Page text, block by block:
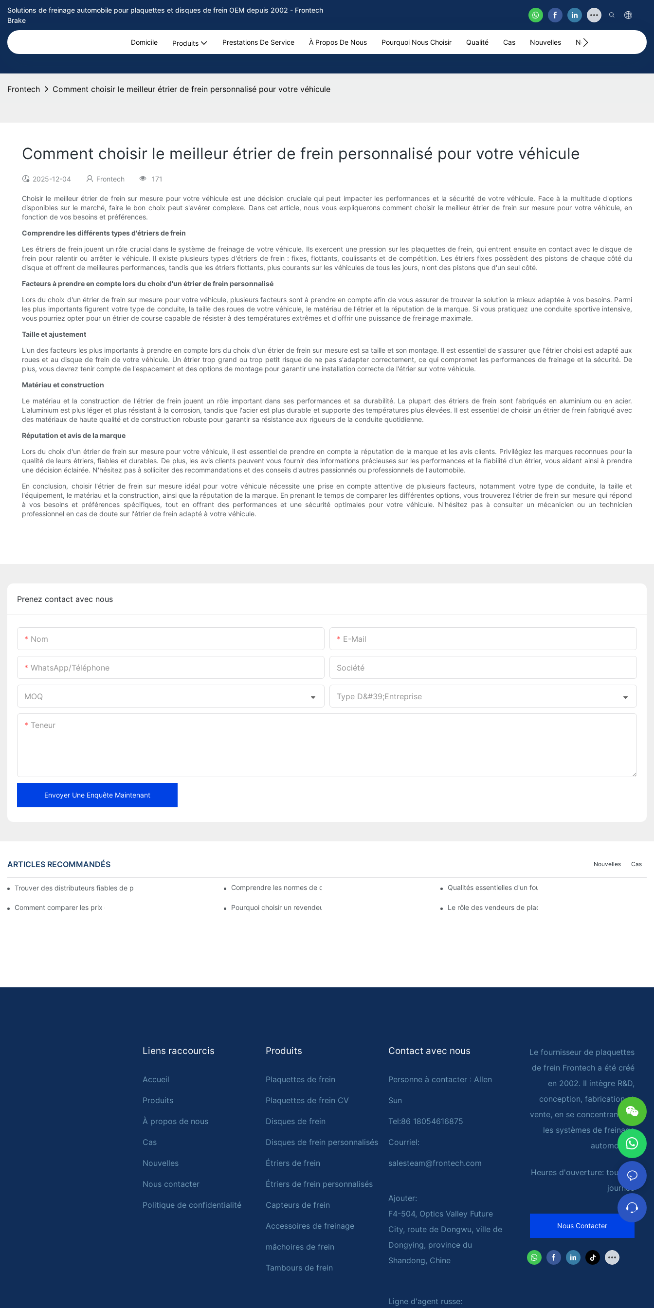
Solutions de freinage automobile pour plaquettes et disques de frein OEM depuis 2002 - Frontech
Brake
Domicile Produits Prestations De Service À Propos De Nous Pourquoi Nous Choisir Qualité Cas Nouvelles Nous Contacter
Frontech Comment choisir le meilleur étrier de frein personnalisé pour votre véhicule
Comment choisir le meilleur étrier de frein personnalisé pour votre véhicule
2025-12-04 Frontech 171
Choisir le meilleur étrier de frein sur mesure pour votre véhicule est une décision cruciale qui peut impacter les performances et la sécurité de votre véhicule. Face à la multitude d'options
disponibles sur le marché, faire le bon choix peut s'avérer complexe. Dans cet article, nous vous expliquerons comment choisir le meilleur étrier de frein sur mesure pour votre véhicule, en
fonction de vos besoins et préférences.
Comprendre les différents types d'étriers de frein
Les étriers de frein jouent un rôle crucial dans le système de freinage de votre véhicule. Ils exercent une pression sur les plaquettes de frein, qui entrent ensuite en contact avec le disque de
frein pour ralentir ou arrêter le véhicule. Il existe plusieurs types d'étriers de frein : fixes, flottants, coulissants et de compétition. Les étriers fixes possèdent des pistons de chaque côté du
disque et offrent de meilleures performances, tandis que les étriers flottants, plus courants sur les véhicules de tous les jours, n'ont des pistons que d'un seul côté.
Facteurs à prendre en compte lors du choix d'un étrier de frein personnalisé
Lors du choix d'un étrier de frein sur mesure pour votre véhicule, plusieurs facteurs sont à prendre en compte afin de vous assurer de trouver la solution la mieux adaptée à vos besoins. Parmi
les plus importants figurent votre type de conduite, la taille des roues de votre véhicule, le matériau de l'étrier et la réputation de la marque. Si vous pratiquez une conduite sportive intensive,
vous pourriez opter pour un étrier de course capable de résister à des températures extrêmes et d'offrir une puissance de freinage maximale.
Taille et ajustement
L'un des facteurs les plus importants à prendre en compte lors du choix d'un étrier de frein sur mesure est sa taille et son montage. Il est essentiel de s'assurer que l'étrier choisi est adapté aux
roues et au disque de frein de votre véhicule. Un étrier trop grand ou trop petit risque de ne pas s'adapter correctement, ce qui compromet les performances de freinage et la sécurité. De
plus, vous devrez tenir compte de l'espacement et des options de montage pour garantir une installation correcte de l'étrier sur votre véhicule.
Matériau et construction
Le matériau et la construction de l'étrier de frein jouent un rôle important dans ses performances et sa durabilité. La plupart des étriers de frein sont fabriqués en aluminium ou en acier.
L'aluminium est plus léger et plus résistant à la corrosion, tandis que l'acier est plus durable et supporte des températures plus élevées. Il est essentiel de choisir un étrier de frein fabriqué avec
des matériaux de haute qualité et de construction robuste pour garantir sa résistance aux rigueurs de la conduite quotidienne.
Réputation et avis de la marque
Lors du choix d'un étrier de frein sur mesure pour votre véhicule, il est essentiel de prendre en compte la réputation de la marque et les avis clients. Privilégiez les marques reconnues pour la
qualité de leurs étriers, fiables et durables. De plus, les avis clients peuvent vous fournir des informations précieuses sur les performances et la fiabilité d'un étrier, vous aidant ainsi à prendre
une décision éclairée. N'hésitez pas à solliciter des recommandations et des conseils d'autres passionnés ou professionnels de l'automobile.
En conclusion, choisir l'étrier de frein sur mesure idéal pour votre véhicule nécessite une prise en compte attentive de plusieurs facteurs, notamment votre type de conduite, la taille et
l'équipement, le matériau et la construction, ainsi que la réputation de la marque. En prenant le temps de comparer les différentes options, vous trouverez l'étrier de frein sur mesure qui répond
à vos besoins et préférences spécifiques, tout en offrant des performances et une sécurité optimales pour votre véhicule. N'hésitez pas à consulter un mécanicien ou un technicien
professionnel en cas de doute sur l'étrier de frein adapté à votre véhicule.
Prenez contact avec nous
Nom E-Mail
WhatsApp/téléphone Société
MOQ Type D&#39;entreprise
Teneur
Envoyer Une Enquête Maintenant
ARTICLES RECOMMANDÉS Cas
Nouvelles
Trouver des distributeurs fiables de plaquettes de frein pour votre entrepriseComprendre les normes de qualité des fabricants de plaquettes de freinQualités essentielles d'un fournisseur fiable de plaquettes de
Comment comparer les prix des plaquettes de frein chez les différents vendeursPourquoi choisir un revendeur agréé de plaquettes de frein Le rôle des vendeurs de plaquettes de frein dans l'entretien des
Liens raccourcis
Accueil
Produits
À propos de nous
Cas
Nouvelles
Nous contacter
Politique de confidentialité
Produits
Plaquettes de frein
Plaquettes de frein CV
Disques de frein
Disques de frein personnalisés
Étriers de frein
Étriers de frein personnalisés
Capteurs de frein
Accessoires de freinage
mâchoires de frein
Tambours de frein
Contact avec nous
Personne à contacter : Allen
Sun
Tel:86 18054616875
Courriel:
salesteam@frontech.com
Ajouter:
F4-504, Optics Valley Future
City, route de Dongwu, ville de
Dongying, province du
Shandong, Chine
Ligne d'agent russe:
Le fournisseur de plaquettes
de frein Frontech a été créé
en 2002. Il intègre R&D,
conception, fabrication et
vente, en se concentrant sur
les systèmes de freinage
automobile
Heures d'ouverture: toute la
journée
Nous Contacter